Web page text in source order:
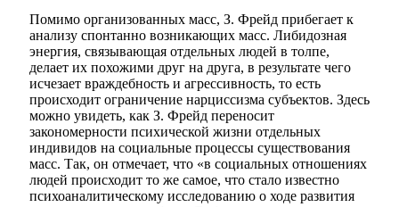
Помимо организованных масс, З. Фрейд прибегает к
анализу спонтанно возникающих масс. Либидозная
энергия, связывающая отдельных людей в толпе,
делает их похожими друг на друга, в результате чего
исчезает враждебность и агрессивность, то есть
происходит ограничение нарциссизма субъектов. Здесь
можно увидеть, как З. Фрейд переносит
закономерности психической жизни отдельных
индивидов на социальные процессы существования
масс. Так, он отмечает, что «в социальных отношениях
людей происходит то же самое, что стало известно
психоаналитическому исследованию о ходе развития